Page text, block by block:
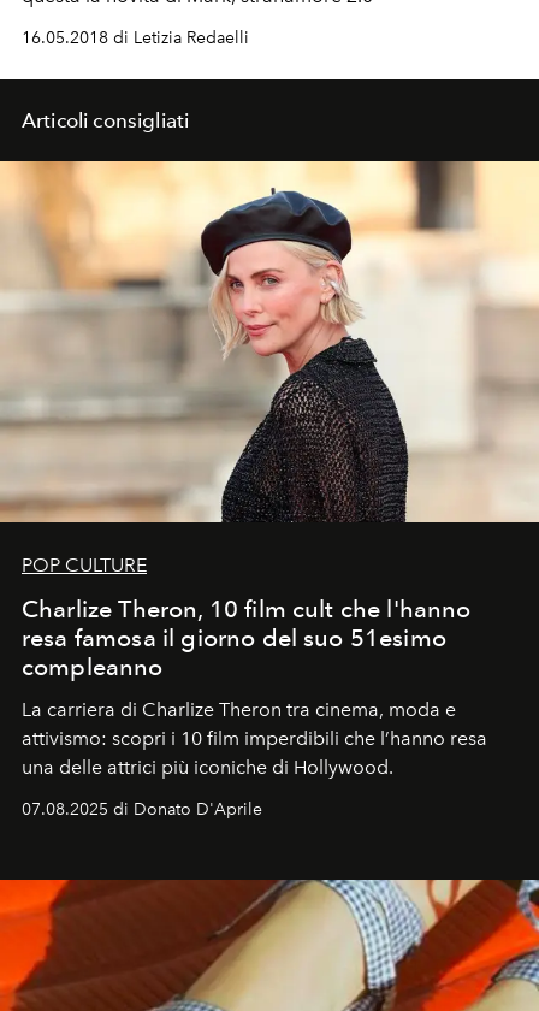
16.05.2018 di Letizia Redaelli
Articoli consigliati
POP CULTURE
Charlize Theron, 10 film cult che l'hanno
resa famosa il giorno del suo 51esimo
compleanno
La carriera di Charlize Theron tra cinema, moda e
attivismo: scopri i 10 film imperdibili che l’hanno resa
una delle attrici più iconiche di Hollywood.
07.08.2025 di Donato D'Aprile